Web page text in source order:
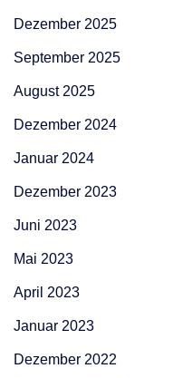
Dezember 2025
September 2025
August 2025
Dezember 2024
Januar 2024
Dezember 2023
Juni 2023
Mai 2023
April 2023
Januar 2023
Dezember 2022